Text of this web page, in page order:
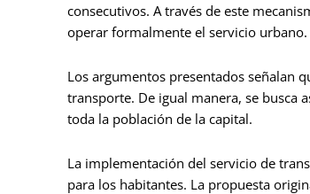
consecutivos. A través de este
operar formalmente el servicio urbano.
Los argumentos presentados señalan
transporte. De igual manera, se busca
toda la población de la capital.
La implementación del servicio de
para los habitantes. La propuesta